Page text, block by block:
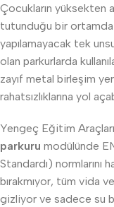
Çocukların yüksekten
tutunduğu bir ortamda
yapılamayacak tek
olan parkurlarda
zayıf metal birleşim
rahatsızlıklarına yol
Yengeç Eğitim
parkuru modülünde
Standardı) normlarını
bırakmıyor, tüm vida
gizliyor ve sadece su